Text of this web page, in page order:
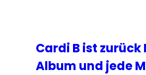
Cardi B ist zurück
Album und jede